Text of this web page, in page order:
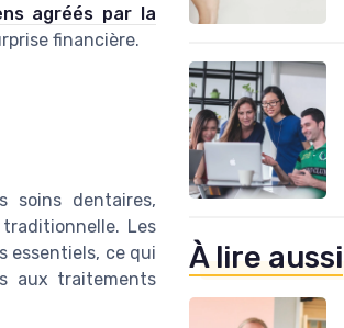
agréés par la
financière.
soins dentaires,
Les
essentiels, ce qui
aux traitements
À lire aussi